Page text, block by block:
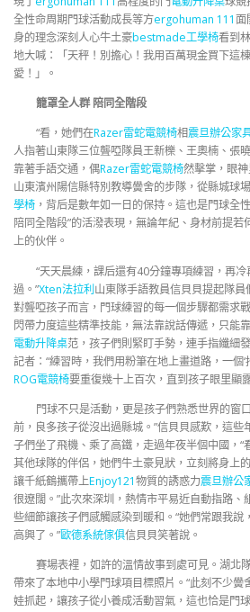
全性命周期門球活動成長等方ergohuman 111面
身的理念深刻人心牛土豪bestmade工學椅看到
地大喊：「天秤！別擔心！我用百萬現金買下這
愛！」。
籠罩全人群 陪同全階段
“看，她們在Razer雷蛇電競椅相震旦辦公家
人指著山東隊三位聾啞隊員王新櫟、王奧楠、張
靠著手語交通，偶Razer雷蛇電競椅然擊掌，眼
山東濱州陽信縣特別教導黌舍的步隊，從縣城球
學椅 ，背后是數年如一日的保持。這也是門球全
陪同全階段”的活潑表現，無論年紀、身材前提
上的伙伴。
“天天晨練，課后還有40分鐘專項練習，再
過。”Xten法拉利山東隊手語教員信貝貝提起隊員
對聾啞孩子而言，門球練習的每一個步驟都需求
閃帶力度這些精準技能，無法靠說話傳遞，只能
電動升降桌范，孩子們則緊盯手勢，連手指纖細
記者：“練習時，我們用粉筆在地上畫道路，一個‘
ROG電競椅要重復幾十上百次，直到孩子眼里顯露
門球不只是活動，更是孩子們熟悉世界的窗
前，良多孩子從沒出過縣城。”信貝貝感歎，這
子們坐了飛機、乘了高鐵，走過年夜半個中國，“
其他球隊的伴侶，她們牛土豪見狀，立刻將身上
讓千紙鶴攜帶上Enjoy121物質的誘惑力震旦辦公
很遼闊。”此次來深圳，熱情市平易近自動指路
些細節讓孩子們感觸感染到暖和。“她們常跟我
高興了。”歐德系統傢俱信貝貝笑著說。
賽場表裡，如許的溫情故事到處可見。湖北
帶來了本地中小學門球項目標照片。“此刻不少
娃抓起，讓孩子從小養成活動習氣，這也恰是門